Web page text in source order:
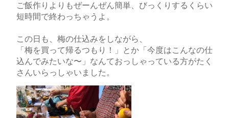
ご飯作りよりもぜーんぜん簡単、びっくりするくらい
短時間で終わっちゃうよ。
この日も、梅の仕込みをしながら、
「梅を買って帰るつもり！」とか「今度はこんなの仕
込んでみたいな〜」なんておっしゃっている方がたく
さんいらっしゃいました。